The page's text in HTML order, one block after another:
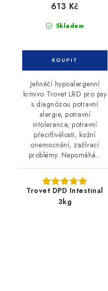
Skladem
613 Kč
Jehněčí hypoalergenní
krmivo Trovet LRD pro psy
s diagnózou potravní
alergie, potravní
intolerance, potravní
přecitlivělosti, kožní
onemocnění, zažívací
problémy. Napomáhá...
Trovet DPD Intestinal
3kg